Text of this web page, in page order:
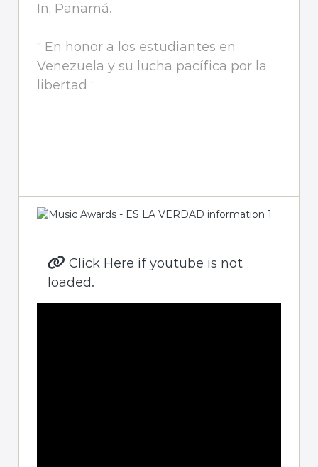
In, Panamá.
“ En honor a los estudiantes en
Venezuela y su lucha pacífica por la
libertad “
Click Here if youtube is not
loaded.